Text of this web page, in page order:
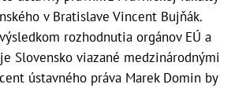
v Bratislave Vincent Bujňák.
rozhodnutia orgánov EÚ a
Slovensko viazané medzinárodnými
ústavného práva Marek Domin by